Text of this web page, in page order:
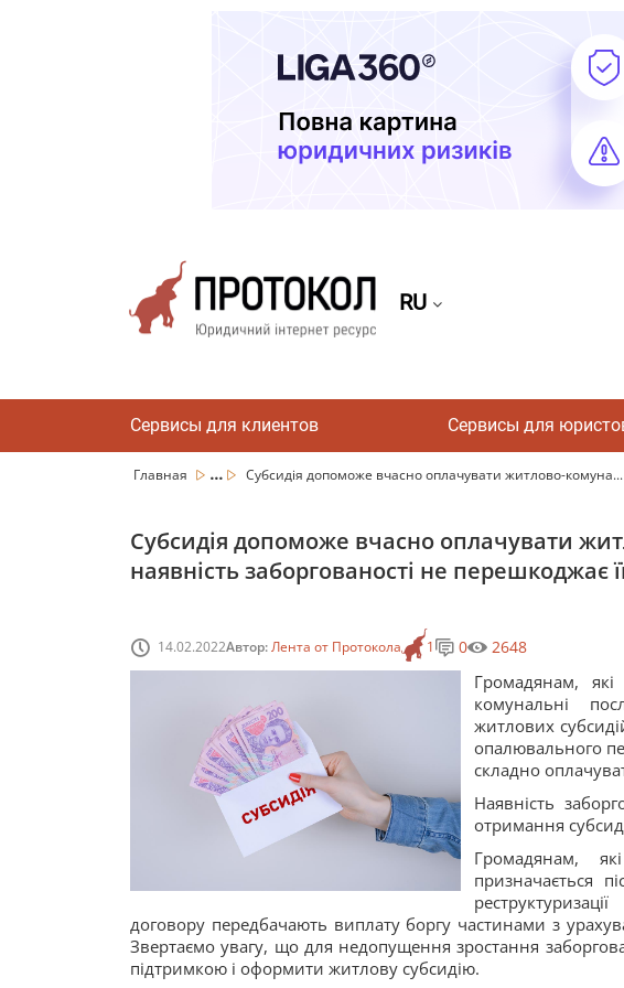
RU
Сервисы для клиентов Сервисы для
Главная ... Субсидія допоможе вчасно оплачувати житлово-комуна...
Субсидія допоможе вчасно оплачувати
наявність заборгованості не перешкоджає
14.02.2022Автор:Лента от Протокола 1 0 2648
Громадянам,
комунальні
житлових
опалювального
складно
Наявність
отримання
Громадянам,
призначається
договору передбачають виплату боргу частинами з
Звертаємо увагу, що для недопущення зростання
підтримкою і оформити житлову субсидію.